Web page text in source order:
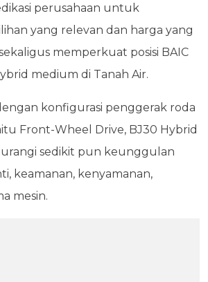
perusahaan untuk
yang relevan dan harga yang
memperkuat posisi BAIC
medium di Tanah Air.
konfigurasi penggerak roda
Front-Wheel Drive, BJ30 Hybrid
sedikit pun keunggulan
keamanan, kenyamanan,
mesin.